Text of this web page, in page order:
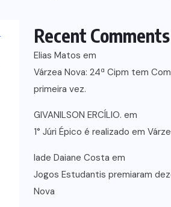
Recent Comments
Elias Matos em
Várzea Nova: 24ª Cipm tem
primeira vez.
GIVANILSON ERCÍLIO. em
1° Júri Épico é realizado em
lade Daiane Costa em
Jogos Estudantis premiaram
Nova